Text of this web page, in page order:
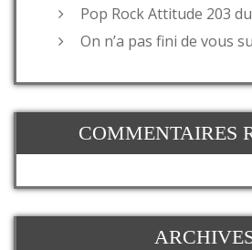
Pop Rock Attitude 203
On n’a pas fini de vous
COMMENTAIRES